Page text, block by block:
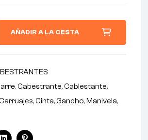
AÑADIR A LA CESTA
,Cabestrante,Cablestante,
,Cinta,Gancho,Manivela,